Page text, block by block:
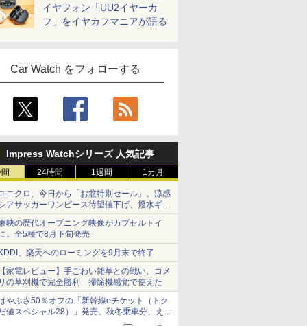
イヤフォン「UU2イヤーカ
フ」をイヤカフマニアが語る
Car Watch をフォローする
Impress Watchシリーズ 人気記事
24時間 1週間 1カ月
ニクロ、今日から「お盆特別セール」。涼感
アサッカーワンピース待望値下げ、撥水ギア
ョーツは1990円に
映の歴代オープニング映像がカプセルトイ
。全5種で8月下旬発売
KDDI、楽天へのローミングを9月末で終了
【家電レビュー】手ごわい雑草との戦い、コメ
リの草刈機で完全勝利 掃除機感覚で使えた
やぶさ50％オフの「新幹線eチケット（トク
値スペシャル28）」発売。秋冬乗車分、えき